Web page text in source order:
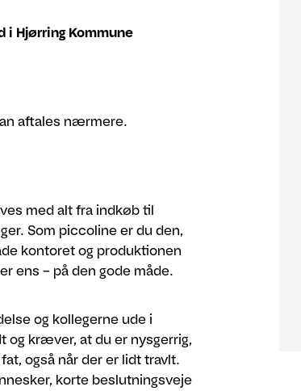
Hjørring Kommune
aftales nærmere.
med alt fra indkøb til
Som piccoline er du den,
kontoret og produktionen
ens – på den gode måde.
og kollegerne ude i
og kræver, at du er nysgerrig,
også når der er lidt travlt.
korte beslutningsveje